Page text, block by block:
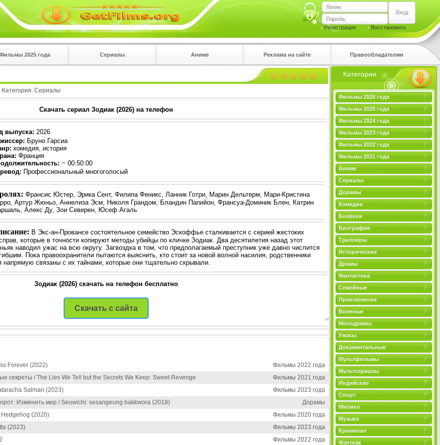
Логин:
Пароль:
Регистрация
Восстановить
Фильмы 2025 года Сериалы Аниме Реклама на сайте Правообладателям
Категории
Фильмы 2026 года
Фильмы 2025 года
Фильмы 2024 года
Фильмы 2023 года
Фильмы 2022 года
Фильмы 2021 года
Аниме
Сериалы
Дорамы
Комедии
Боевики
Биография
Триллеры
Исторические
Драмы
Фантастика
Семейные
Приключения
Военные
Мелодрамы
Ужасы
Документальные
Мультфильмы
Мультсериалы
Индийские
Спорт
Мюзикл
Музыка
Криминал
Фэнтези
Категория: Сериалы
Скачать сериал Зодиак (2026) на телефон
выпуска: 2026
: Бруно Гарсиа
: комедия, история
Франция
~ 00:50:00
: Профессиональный многоголосый
Франсис Юстер, Эрика Сент, Филипа Феникс, Ланник Готри, Марин Дельтерм, Мари-Кристина
Артур Жюньо, Аннелиза Эсм, Николя Грандом, Бландин Папийон, Франсуа-Доминик Блен, Катрин
Алекс Ду, Зои Северен, Юсеф Агаль
В Экс-ан-Провансе состоятельное семейство Эскоффье сталкивается с серией жестоких
которые в точности копируют методы убийцы по кличке Зодиак. Два десятилетия назад этот
наводил ужас на всю округу. Загвоздка в том, что предполагаемый преступник уже давно числится
Пока правоохранители пытаются выяснить, кто стоит за новой волной насилия, родственники
напрямую связаны с их тайнами, которые они тщательно скрывали.
Зодиак (2026) скачать на телефон бесплатно
в плеере
телефона сперва нажмите на троеточие в правом
Скачать с сайта
Forever (2022)
Фильмы 2022 года
секреты / The Lies We Tell but the Secrets We Keep: Sweet Revenge
Фильмы 2021 года
Salman (2023)
Фильмы 2023 года
Изменить мир / Seuwichi: sesangeung bakkwora (2018)
Дорамы
Hedgehog (2020)
Фильмы 2020 года
(2023)
Фильмы 2023 года
Фильмы 2022 года